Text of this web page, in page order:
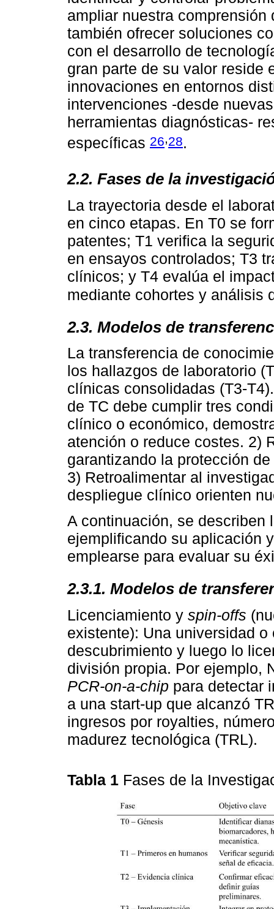
ampliar nuestra
también ofrecer soluciones
con el desarrollo de
gran parte de su valor reside
innovaciones en entornos
intervenciones -desde
herramientas diagnósticas-
específicas 26,28.
2.2. Fases de la
La trayectoria desde el
en cinco etapas. En T0 se
patentes; T1 verifica la
en ensayos controlados; T3
clínicos; y T4 evalúa el
mediante cohortes y análisis
2.3. Modelos de
La transferencia de
los hallazgos de laboratorio
clínicas consolidadas (T3-
de TC debe cumplir tres
clínico o económico,
atención o reduce costes. 2)
garantizando la protección
3) Retroalimentar al
despliegue clínico orienten
A continuación, se describen
ejemplificando su aplicación
emplearse para evaluar su
2.3.1. Modelos de
Licenciamiento y spin-offs
existente): Una universidad
descubrimiento y luego lo
división propia. Por ejemplo,
PCR‑on‑a‑chip para detectar
a una start-up que alcanzó
ingresos por royalties,
madurez tecnológica (TRL).
Tabla 1 Fases de la